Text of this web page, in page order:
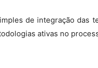
de integração das
ativas no